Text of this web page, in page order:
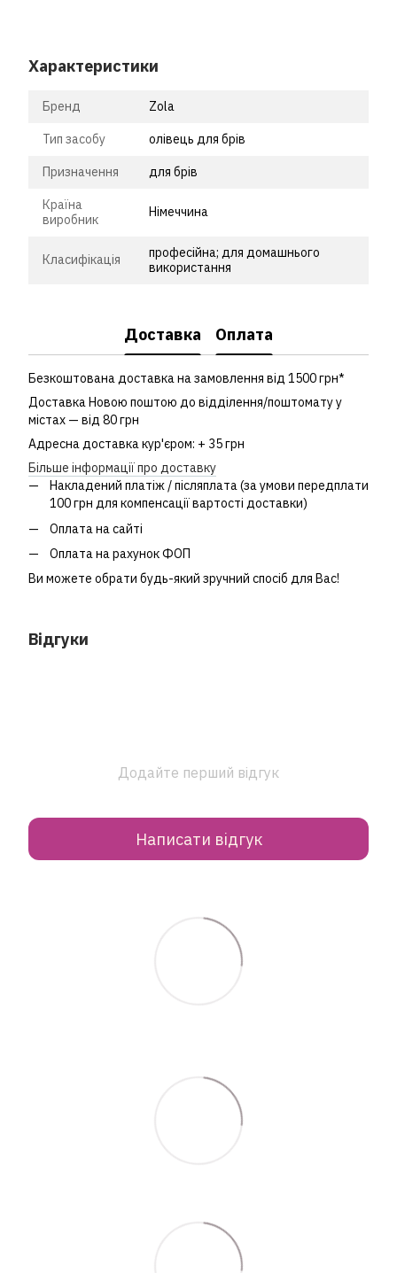
Характеристики
Бренд Zola
Тип засобу олівець для брів
Призначення для брів
Країна
виробник
Німеччина
Класифікація
професійна; для домашнього
використання
Доставка Оплата
Безкоштована доставка на замовлення від 1500 грн*
Доставка Новою поштою до відділення/поштомату у
містах — від 80 грн
Адресна доставка кур'єром: + 35 грн
Більше інформації про доставку
Накладений платіж / післяплата (за умови передплати
100 грн для компенсації вартості доставки)
Оплата на сайті
Оплата на рахунок ФОП
Ви можете обрати будь-який зручний спосіб для Вас!
Відгуки
Додайте перший відгук
Написати відгук